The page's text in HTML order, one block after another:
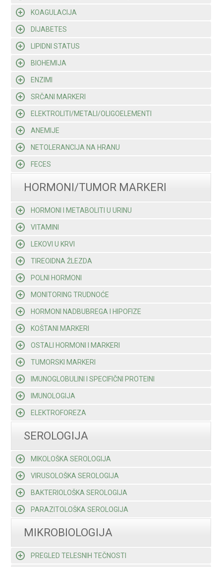
KOAGULACIJA
DIJABETES
LIPIDNI STATUS
BIOHEMIJA
ENZIMI
SRČANI MARKERI
ELEKTROLITI/METALI/OLIGOELEMENTI
ANEMIJE
NETOLERANCIJA NA HRANU
FECES
HORMONI/TUMOR MARKERI
HORMONI I METABOLITI U URINU
VITAMINI
LEKOVI U KRVI
TIREOIDNA ŽLEZDA
POLNI HORMONI
MONITORING TRUDNOĆE
HORMONI NADBUBREGA I HIPOFIZE
KOŠTANI MARKERI
OSTALI HORMONI I MARKERI
TUMORSKI MARKERI
IMUNOGLOBULINI I SPECIFIČNI PROTEINI
IMUNOLOGIJA
ELEKTROFOREZA
SEROLOGIJA
MIKOLOŠKA SEROLOGIJA
VIRUSOLOŠKA SEROLOGIJA
BAKTERIOLOŠKA SEROLOGIJA
PARAZITOLOŠKA SEROLOGIJA
MIKROBIOLOGIJA
PREGLED TELESNIH TEČNOSTI